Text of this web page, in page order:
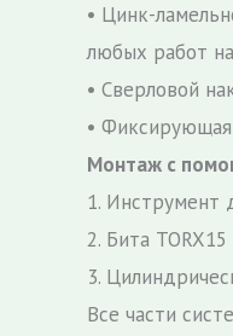
• Цинк-
любых работ
• Сверловой
• Фиксирующая
Монтаж с
1. Инструмент
2. Бита
3.
Все части